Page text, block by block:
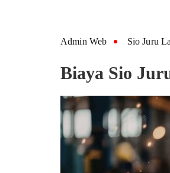
Admin Web Sio Juru
Biaya Sio